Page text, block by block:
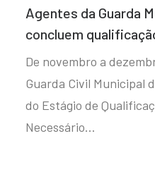
Agentes da Guarda
concluem
De novembro a
Guarda Civil Municipal
do Estágio de
Necessário…